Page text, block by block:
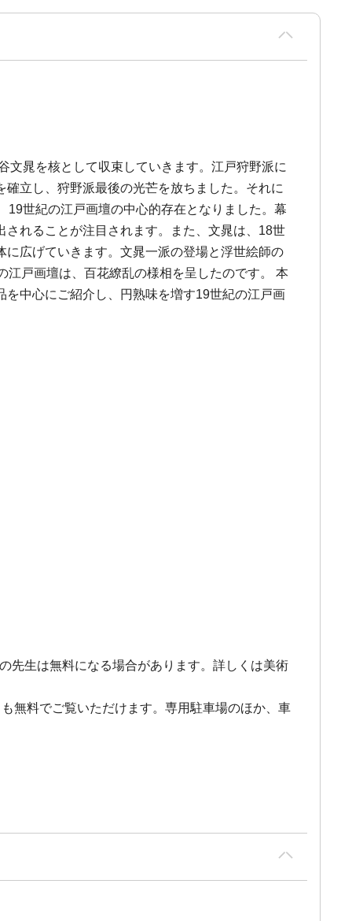
文晁を核として収束していきます。江戸狩野派に
立し、狩野派最後の光芒を放ちました。それに
世紀の江戸画壇の中心的存在となりました。幕
れることが注目されます。また、文晁は、18世
広げていきます。文晁一派の登場と浮世絵師の
戸画壇は、百花繚乱の様相を呈したのです。 本
中心にご紹介し、円熟味を増す19世紀の江戸画
先生は無料になる場合があります。詳しくは美術
無料でご覧いただけます。専用駐車場のほか、車